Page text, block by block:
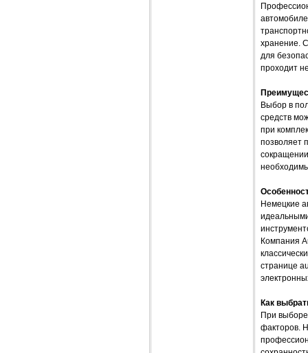
хранение.
для
проходит
Выбор в
средств
при
позволяет
Немецкие
Компания
странице
Как
При выборе
факторов.